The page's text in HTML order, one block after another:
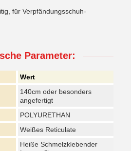
für Verpfändungsschuh-
Parameter:
Wert
140cm oder besonders
angefertigt
POLYURETHAN
Weißes Reticulate
Heiße Schmelzklebender